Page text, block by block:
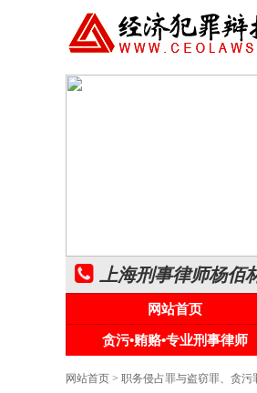
上海刑事律师杨佰
网站首页
贪污•贿赂•专业刑事律师
网站首页 > 职务侵占罪与盗窃罪、贪污